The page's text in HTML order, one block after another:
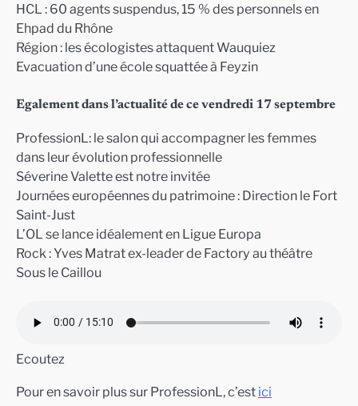
HCL : 60 agents suspendus, 15 % des personnels en
Ehpad du Rhône
Région : les écologistes attaquent Wauquiez
Evacuation d’une école squattée à Feyzin
Egalement dans l’actualité de ce vendredi 17 septembre
ProfessionL: le salon qui accompagner les femmes
dans leur évolution professionnelle
Séverine Valette est notre invitée
Journées européennes du patrimoine : Direction le Fort
Saint-Just
L’OL se lance idéalement en Ligue Europa
Rock : Yves Matrat ex-leader de Factory au théâtre
Sous le Caillou
Ecoutez
Pour en savoir plus sur ProfessionL, c’est ici